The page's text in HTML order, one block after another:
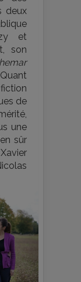
deux
et
son
de
une
sûr